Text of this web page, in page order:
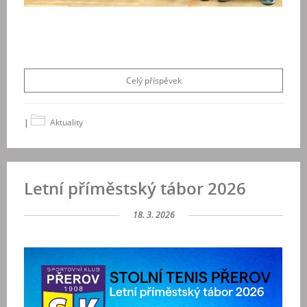
Celý příspěvek
| Aktuality
Letní příměstský tábor 2026
18. 3. 2026